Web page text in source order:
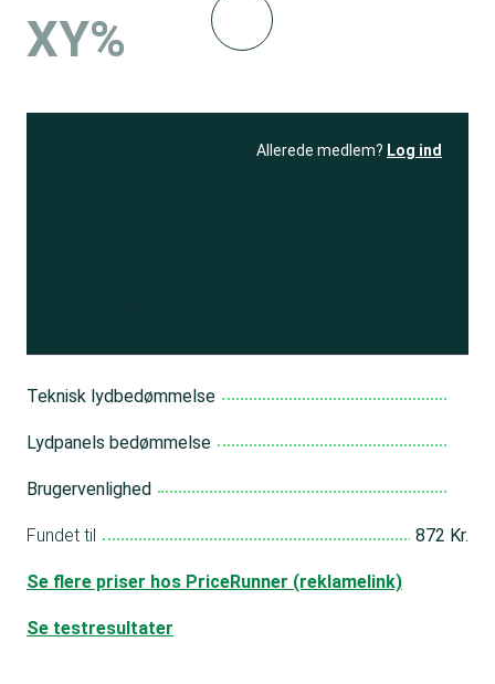
XY%
Allerede medlem? Log ind
Teknisk lydbedømmelse
Lydpanels bedømmelse
Brugervenlighed
Fundet til 872 Kr.
Se flere priser hos PriceRunner (reklamelink)
Se testresultater